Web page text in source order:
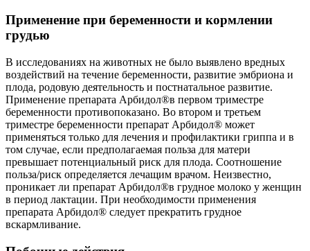
Применение при беременности и кормлении
грудью
В исследованиях на животных не было выявлено вредных
воздействий на течение беременности, развитие эмбриона и
плода, родовую деятельность и постнатальное развитие.
Применение препарата Арбидол®в первом триместре
беременности противопоказано. Во втором и третьем
триместре беременности препарат Арбидол® может
применяться только для лечения и профилактики гриппа и в
том случае, если предполагаемая польза для матери
превышает потенциальный риск для плода. Соотношение
польза/риск определяется лечащим врачом. Неизвестно,
проникает ли препарат Арбидол®в грудное молоко у женщин
в период лактации. При необходимости применения
препарата Арбидол® следует прекратить грудное
вскармливание.